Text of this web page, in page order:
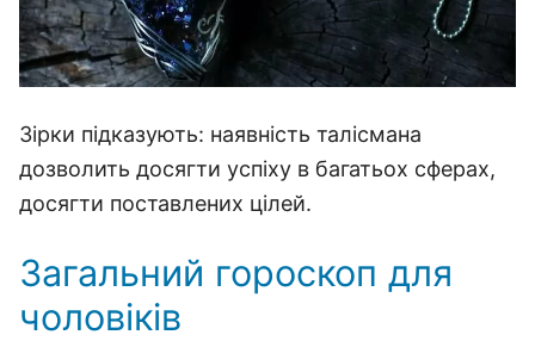
Зірки підказують: наявність талісмана
дозволить досягти успіху в багатьох сферах,
досягти поставлених цілей.
Загальний гороскоп для
чоловіків